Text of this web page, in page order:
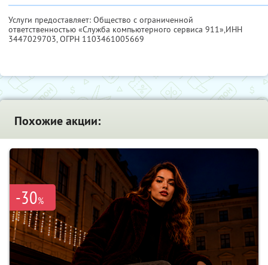
Услуги предоставляет: Общество с ограниченной
ответственностью «Служба компьютерного сервиса 911»,ИНН
3447029703, ОГРН 1103461005669
Похожие акции:
-30%